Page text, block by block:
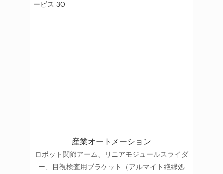
産業オートメーション
ロボット関節アーム、リニアモジュールスライダ
ー、目視検査用ブラケット（アルマイト絶縁処